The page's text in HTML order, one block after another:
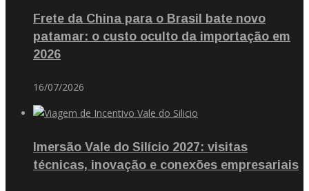
Frete da China para o Brasil bate novo
patamar: o custo oculto da importação em
2026
16/07/2026
Imersão Vale do Silício 2027: visitas
técnicas, inovação e conexões empresariais